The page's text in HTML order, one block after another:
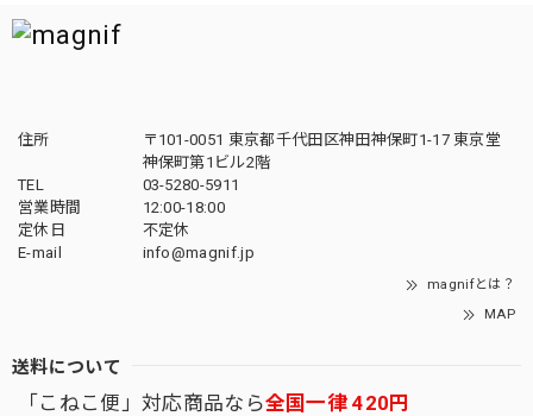
住所
〒101-0051 東京都千代田区神田神保町1-17 東京堂
神保町第1ビル2階
TEL
03-5280-5911
営業時間
12:00-18:00
定休日
不定休
E-mail
info@magnif.jp
magnifとは？
MAP
送料について
「こねこ便」対応商品なら全国一律 420円